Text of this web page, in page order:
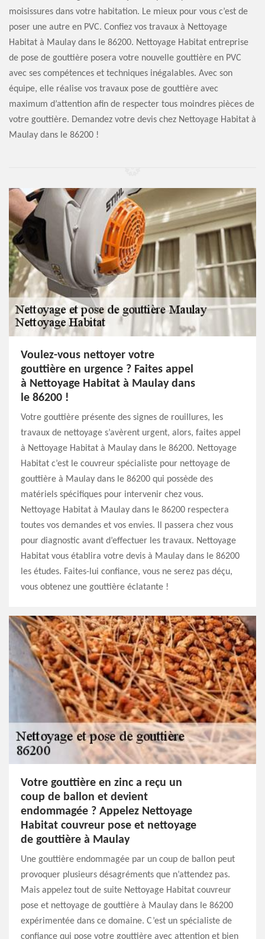
moisissures dans votre habitation. Le mieux pour vous c’est de
poser une autre en PVC. Confiez vos travaux à Nettoyage
Habitat à Maulay dans le 86200. Nettoyage Habitat entreprise
de pose de gouttière posera votre nouvelle gouttière en PVC
avec ses compétences et techniques inégalables. Avec son
équipe, elle réalise vos travaux pose de gouttière avec
maximum d’attention afin de respecter tous moindres pièces de
votre gouttière. Demandez votre devis chez Nettoyage Habitat à
Maulay dans le 86200 !
Voulez-vous nettoyer votre
gouttière en urgence ? Faites appel
à Nettoyage Habitat à Maulay dans
le 86200 !
Votre gouttière présente des signes de rouillures, les
travaux de nettoyage s’avèrent urgent, alors, faites appel
à Nettoyage Habitat à Maulay dans le 86200. Nettoyage
Habitat c’est le couvreur spécialiste pour nettoyage de
gouttière à Maulay dans le 86200 qui possède des
matériels spécifiques pour intervenir chez vous.
Nettoyage Habitat à Maulay dans le 86200 respectera
toutes vos demandes et vos envies. Il passera chez vous
pour diagnostic avant d’effectuer les travaux. Nettoyage
Habitat vous établira votre devis à Maulay dans le 86200
les études. Faites-lui confiance, vous ne serez pas déçu,
vous obtenez une gouttière éclatante !
Votre gouttière en zinc a reçu un
coup de ballon et devient
endommagée ? Appelez Nettoyage
Habitat couvreur pose et nettoyage
de gouttière à Maulay
Une gouttière endommagée par un coup de ballon peut
provoquer plusieurs désagréments que n’attendez pas.
Mais appelez tout de suite Nettoyage Habitat couvreur
pose et nettoyage de gouttière à Maulay dans le 86200
expérimentée dans ce domaine. C’est un spécialiste de
confiance qui pose votre gouttière avec attention et bien